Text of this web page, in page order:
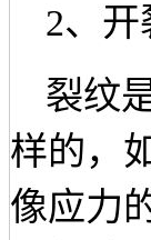
2、开
裂纹
样的，
像应力